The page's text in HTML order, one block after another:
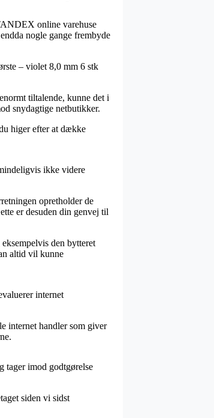
online varehuse
nogle gange frembyde
– violet 8,0 mm 6 stk
tiltalende, kunne det i
snydagtige netbutikker.
higer efter at dække
ikke videre
opretholder de
er desuden din genvej til
den bytteret
altid vil kunne
internet
internet handler som giver
tager imod godtgørelse
siden vi sidst